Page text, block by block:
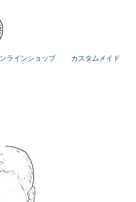
ラインショップ カスタムメイド